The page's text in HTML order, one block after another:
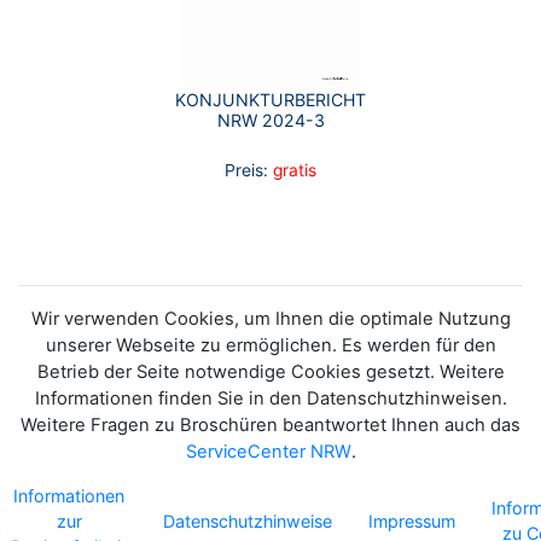
KONJUNKTURBERICHT
NRW 2024-3
Preis: gratis
Wir verwenden Cookies, um Ihnen die optimale Nutzung
unserer Webseite zu ermöglichen. Es werden für den
Betrieb der Seite notwendige Cookies gesetzt. Weitere
Informationen finden Sie in den Datenschutzhinweisen.
Weitere Fragen zu Broschüren beantwortet Ihnen auch das
ServiceCenter NRW.
Informationen
zur
Datenschutzhinweise Impressum
zu